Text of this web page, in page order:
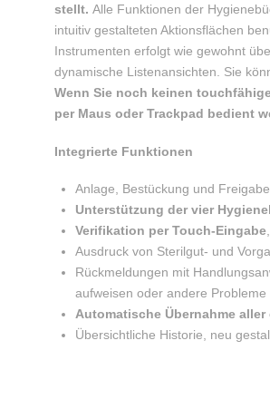
stellt. Alle Funktionen der
intuitiv gestalteten Aktionsflächen
Instrumenten erfolgt wie gewohnt
dynamische Listenansichten. Sie
Wenn Sie noch keinen
per Maus oder Trackpad bedient
Integrierte Funktionen
Anlage, Bestückung und
Unterstützung der vier
Verifikation per Touch-Eingabe
Ausdruck von Sterilgut- und
Rückmeldungen mit
aufweisen oder andere Probleme
Automatische Übernahme
Übersichtliche Historie, neu